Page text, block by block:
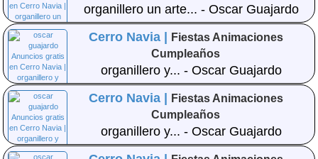
organillero un arte... - Oscar Guajardo
Cerro Navia |
Fiestas Animaciones
Cumpleaños
organillero y... - Oscar Guajardo
Cerro Navia |
Fiestas Animaciones
Cumpleaños
organillero y... - Oscar Guajardo